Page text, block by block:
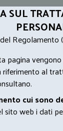
SUL
Regolamento
pagina
al
cui sono
web i dati